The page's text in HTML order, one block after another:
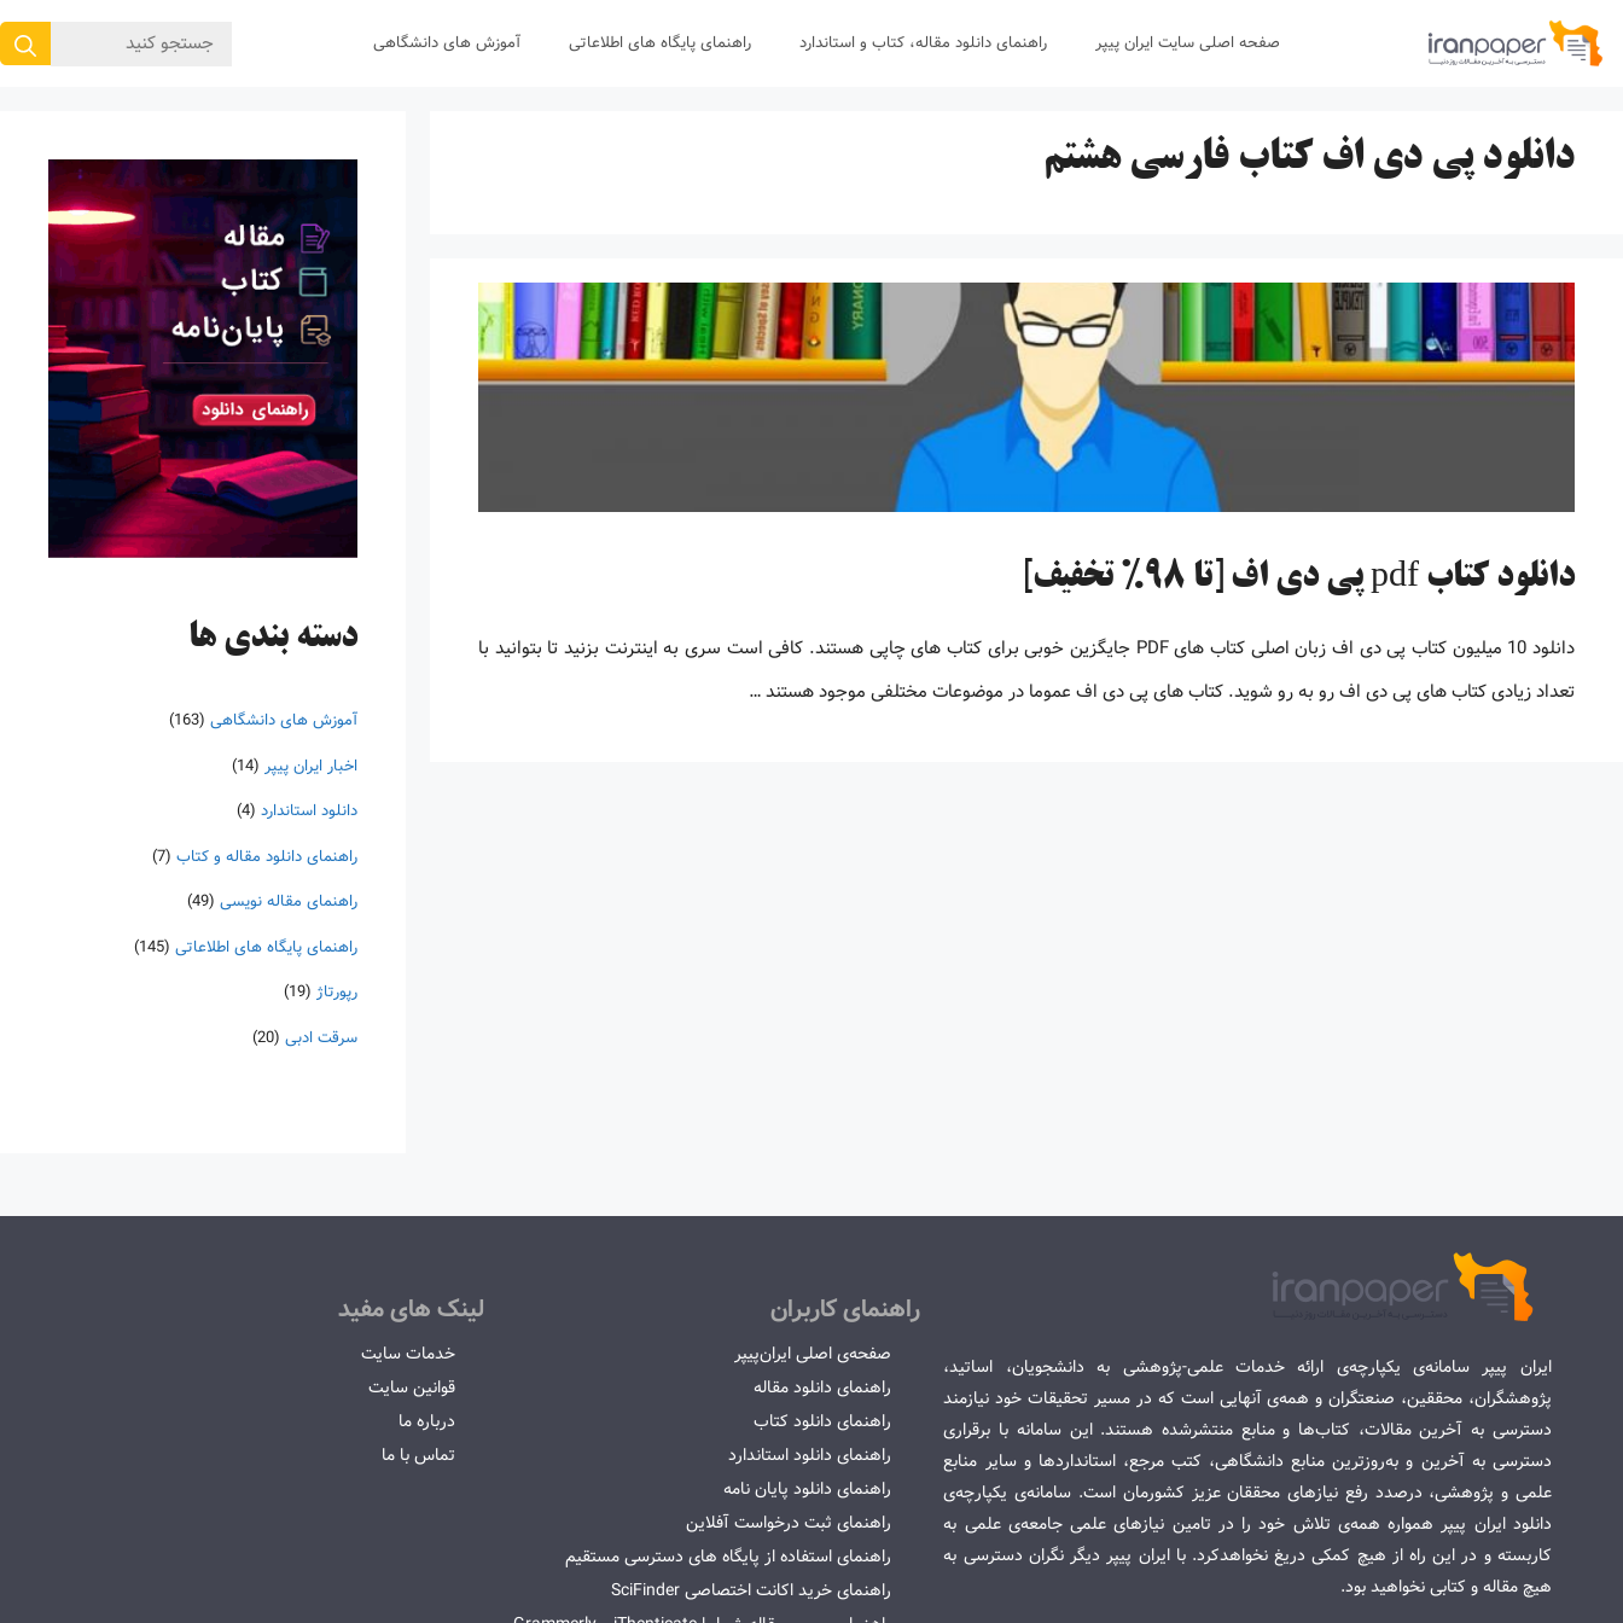
پرش
صفحه اصلی سایت ایران پیپر راهنمای دانلود مقاله، کتاب و استاندارد راهنمای پایگاه های اطلاعاتی آموزش های دانشگاهی
جستجوی
دانلود پی دی اف کتاب فارسی هشتم
دانلود کتاب pdf پی دی اف [تا 98% تخفیف]
دانلود 10 میلیون کتاب پی دی اف زبان اصلی کتاب های PDF جایگزین خوبی برای کتاب های چاپی هستند. کافی است سری به اینترنت بزنید تا بتوانید با
تعداد زیادی کتاب های پی دی اف رو به رو شوید. کتاب های پی دی اف عموما در موضوعات مختلفی موجود هستند …
دسته‌ بندی ها
آموزش های دانشگاهی (163)
اخبار ایران پیپر (14)
دانلود استاندارد (4)
راهنمای دانلود مقاله و کتاب (7)
راهنمای مقاله نویسی (49)
راهنمای پایگاه های اطلاعاتی (145)
رپورتاژ (19)
سرقت ادبی (20)
ایران پیپر سامانه‌ی یکپارچه‌ی ارائه خدمات علمی-پژوهشی به دانشجویان، اساتید،
پژوهشگران، محققین، صنعتگران و همه‌ی آنهایی است که در مسیر تحقیقات خود نیازمند
دسترسی به آخرین مقالات، کتاب‌ها و منابع منتشرشده هستند. این سامانه با برقراری
دسترسی به آخرین و به‌روزترین منابع دانشگاهی، کتب مرجع، استانداردها و سایر منابع
علمی و پژوهشی، درصدد رفع نیازهای محققان عزیز کشورمان است. سامانه‌ی یکپارچه‌ی
دانلود ایران پیپر همواره همه‌ی تلاش خود را در تامین نیازهای علمی جامعه‌ی علمی به
کاربسته و در این راه از هیچ کمکی دریغ نخواهدکرد. با ایران پیپر دیگر نگران دسترسی به
هیچ مقاله و کتابی نخواهید بود.
راهنمای کاربران
صفحه‌ی اصلی ایران‌پیپر
راهنمای دانلود مقاله
راهنمای دانلود کتاب
راهنمای دانلود استاندارد
راهنمای دانلود پایان نامه
راهنمای ثبت درخواست آفلاین
راهنمای استفاده از پایگاه های دسترسی مستقیم
راهنمای خرید اکانت اختصاصی SciFinder
لینک های مفید
خدمات سایت
قوانین سایت
درباره ما
تماس با ما